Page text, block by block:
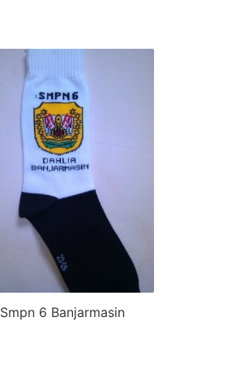
Smpn 6 Banjarmasin